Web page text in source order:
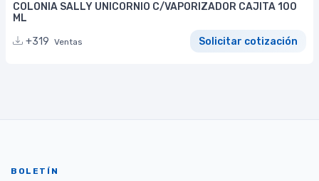
COLONIA SALLY UNICORNIO C/VAPORIZADOR CAJITA 100
ML
+319 Ventas Solicitar cotización
BOLETÍN